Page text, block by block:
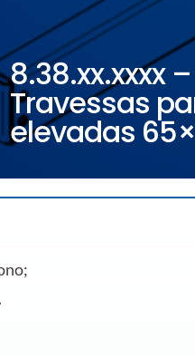
8.38.xx.xxxx –
Travessas
elevadas